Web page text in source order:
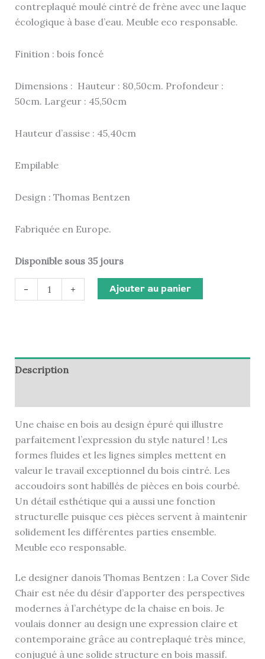
contreplaqué moulé cintré de frène avec une laque
écologique à base d’eau. Meuble eco responsable.
Finition : bois foncé
Dimensions : Hauteur : 80,50cm. Profondeur :
50cm. Largeur : 45,50cm
Hauteur d’assise : 45,40cm
Empilable
Design : Thomas Bentzen
Fabriquée en Europe.
Disponible sous 35 jours
- + Ajouter au panier
Description
Une chaise en bois au design épuré qui illustre
parfaitement l’expression du style naturel ! Les
formes fluides et les lignes simples mettent en
valeur le travail exceptionnel du bois cintré. Les
accoudoirs sont habillés de pièces en bois courbé.
Un détail esthétique qui a aussi une fonction
structurelle puisque ces pièces servent à maintenir
solidement les différentes parties ensemble.
Meuble eco responsable.
Le designer danois Thomas Bentzen : La Cover Side
Chair est née du désir d’apporter des perspectives
modernes à l’archétype de la chaise en bois. Je
voulais donner au design une expression claire et
contemporaine grâce au contreplaqué très mince,
conjugué à une solide structure en bois massif.